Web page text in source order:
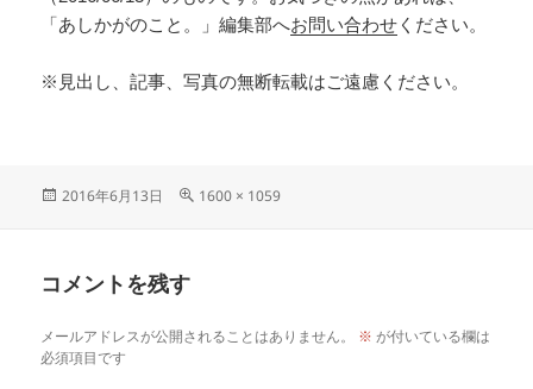
「あしかがのこと。」編集部へお問い合わせ ください。
※見出し、記事、写真の無断転載はご遠慮ください。
2016年6月13日 1600 × 1059
コメントを残す
メールアドレスが公開されることはありません。 ※ が付いている欄は
必須項目です